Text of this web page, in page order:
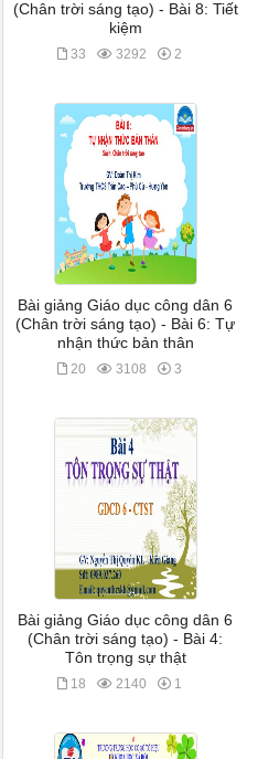
(Chân trời sáng tạo) - Bài 8: Tiết
kiệm
33 3292 2
Bài giảng Giáo dục công dân 6
(Chân trời sáng tạo) - Bài 6: Tự
nhận thức bản thân
20 3108 3
Bài giảng Giáo dục công dân 6
(Chân trời sáng tạo) - Bài 4:
Tôn trọng sự thật
18 2140 1